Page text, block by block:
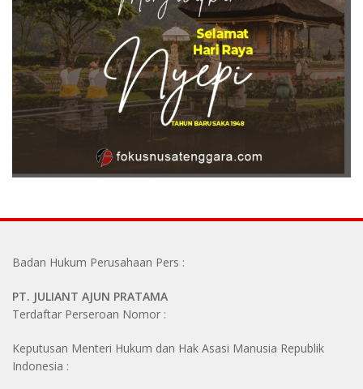
Badan Hukum Perusahaan Pers :
PT. JULIANT AJUN PRATAMA
Terdaftar Perseroan Nomor :
Keputusan Menteri Hukum dan Hak Asasi Manusia Republik
Indonesia :